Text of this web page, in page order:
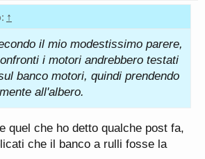
↑
il mio modestissimo parere,
i motori andrebbero testati
banco motori, quindi prendendo
all'albero.
quel che ho detto qualche post fa,
che il banco a rulli fosse la